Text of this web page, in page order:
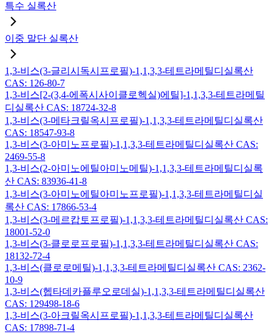
특수 실록산
이중 말단 실록산
1,3-비스(3-글리시독시프로필)-1,1,3,3-테트라메틸디실록산
CAS: 126-80-7
1,3-비스[2-(3,4-에폭시사이클로헥실)에틸]-1,1,3,3-테트라메틸
디실록산 CAS: 18724-32-8
1,3-비스(3-메타크릴옥시프로필)-1,1,3,3-테트라메틸디실록산
CAS: 18547-93-8
1,3-비스(3-아미노프로필)-1,1,3,3-테트라메틸디실록산 CAS:
2469-55-8
1,3-비스(2-아미노에틸아미노메틸)-1,1,3,3-테트라메틸디실록
산 CAS: 83936-41-8
1,3-비스(3-아미노에틸아미노프로필)-1,1,3,3-테트라메틸디실
록산 CAS: 17866-53-4
1,3-비스(3-메르캅토프로필)-1,1,3,3-테트라메틸디실록산 CAS:
18001-52-0
1,3-비스(3-클로로프로필)-1,1,3,3-테트라메틸디실록산 CAS:
18132-72-4
1,3-비스(클로로메틸)-1,1,3,3-테트라메틸디실록산 CAS: 2362-
10-9
1,3-비스(헵타데카플루오로데실)-1,1,3,3-테트라메틸디실록산
CAS: 129498-18-6
1,3-비스(3-아크릴옥시프로필)-1,1,3,3-테트라메틸디실록산
CAS: 17898-71-4